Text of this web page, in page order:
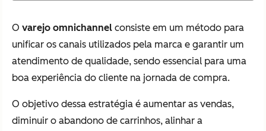
O varejo omnichannel consiste em um método para
unificar os canais utilizados pela marca e garantir um
atendimento de qualidade, sendo essencial para uma
boa experiência do cliente na jornada de compra.
O objetivo dessa estratégia é aumentar as vendas,
diminuir o abandono de carrinhos, alinhar a